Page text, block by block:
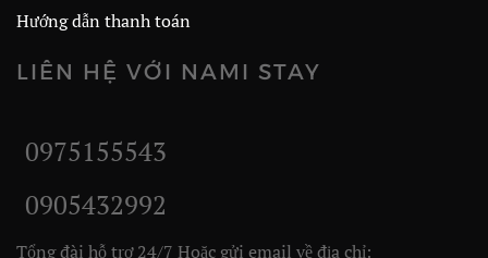
Hướng dẫn thanh toán
LIÊN HỆ VỚI NAMI STAY
0975155543
0905432992
Tổng đài hỗ trợ 24/7 Hoặc gửi email về địa chỉ: